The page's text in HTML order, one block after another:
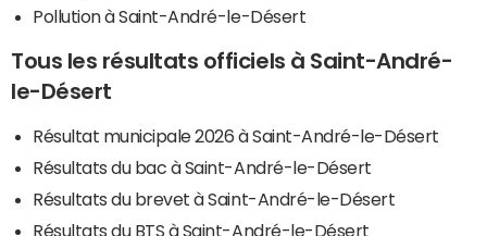
Pollution à Saint-André-le-Désert
Tous les résultats officiels à Saint-André-
le-Désert
Résultat municipale 2026 à Saint-André-le-Désert
Résultats du bac à Saint-André-le-Désert
Résultats du brevet à Saint-André-le-Désert
Résultats du BTS à Saint-André-le-Désert